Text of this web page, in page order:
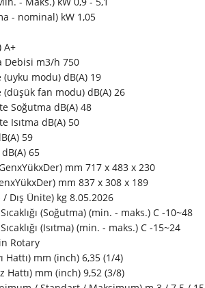
- nominal) kW 1,05
A+
Debisi m3/h 750
(uyku modu) dB(A) 19
(düşük fan modu) dB(A) 26
Soğutma dB(A) 48
Isıtma dB(A) 50
59
dB(A) 65
mm 717 x 483 x 230
mm 837 x 308 x 189
/ Dış Ünite) kg 8.05.2026
(Soğutma) (min. - maks.) C -10~48
(Isıtma) (min. - maks.) C -15~24
Rotary
Hattı) mm (inch) 6,35 (1/4)
Hattı) mm (inch) 9,52 (3/8)